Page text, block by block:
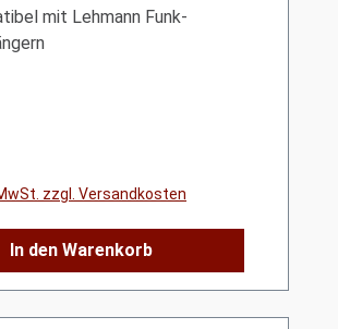
mit Lehmann Funk-
zzgl. Versandkosten
In den Warenkorb